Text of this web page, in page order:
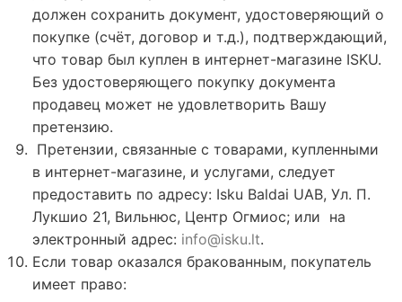
должен сохранить документ, удостоверяющий о
покупке (счёт, договор и т.д.), подтверждающий,
что товар был куплен в интернет-магазине ISKU.
Без удостоверяющего покупку документа
продавец может не удовлетворить Вашу
претензию.
Претензии, связанные с товарами, купленными
в интернет-магазине, и услугами, следует
предоставить по адресу: Isku Baldai UAB, Ул. П.
Лукшио 21, Вильнюс, Центр Огмиос; или на
электронный адрес: info@isku.lt.
Если товар оказался бракованным, покупатель
имеет право: